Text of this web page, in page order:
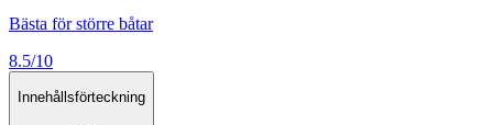
Bästa för större båtar
8.5/10
Innehållsförteckning